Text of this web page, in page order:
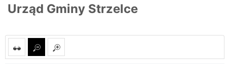
Urząd Gminy Strzelce